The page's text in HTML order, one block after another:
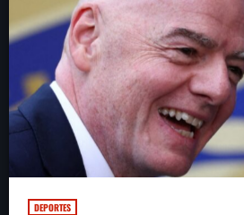
DEPORTES